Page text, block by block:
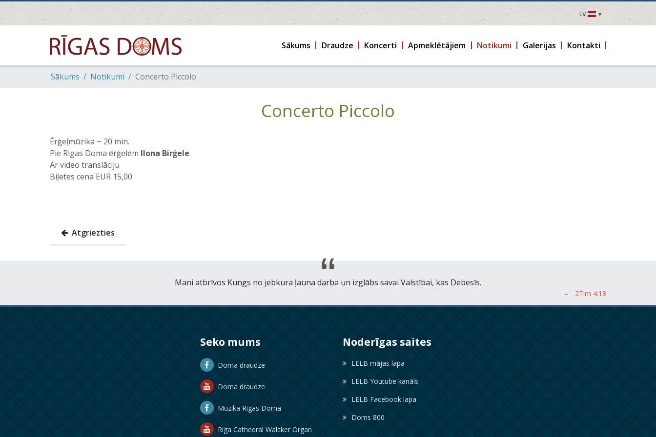
LV
LV
FR
Sākums Draudze Koncerti Apmeklētājiem Notikumi Galerijas Kontakti
Sākums Notikumi Concerto Piccolo
Concerto Piccolo
Ērģeļmūzika ~ 20 min.
Pie Rīgas Doma ērģelēm Ilona Birģele
Ar video translāciju
Biļetes cena EUR 15,00
Atgriezties
Mani atbrīvos Kungs no jebkura ļauna darba un izglābs savai Valstībai, kas Debesīs.
Seko mums
Doma draudze
Doma draudze
Mūzika Rīgas Domā
Riga Cathedral Walcker Organ
Noderīgas saites
LELB mājas lapa
LELB Youtube kanāls
LELB Facebook lapa
Doms 800